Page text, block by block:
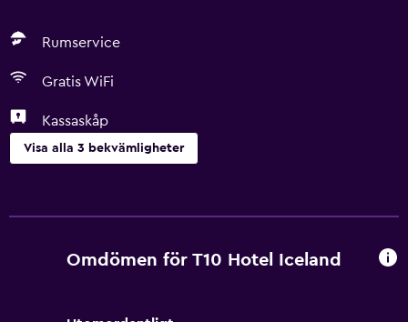
Rumservice
Gratis WiFi
Kassaskåp
Visa alla 3 bekvämligheter
Kassaskåp
Tjänster och bekvämligheter
Omdömen för T10 Hotel Iceland